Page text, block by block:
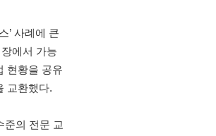
’ 사례에 큰
에서 가능
현황을 공유
교환했다.
준의 전문 교